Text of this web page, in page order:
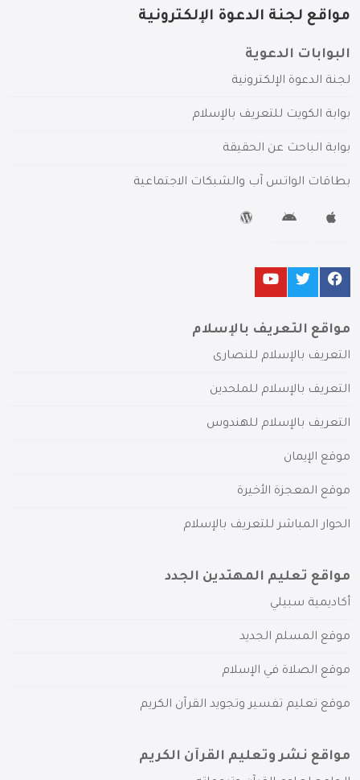
مواقع لجنة الدعوة الإلكترونية
البوابات الدعوية
لجنة الدعوة الإلكترونية
بوابة الكويت للتعريف بالإسلام
بوابة الباحث عن الحقيقة
بطاقات الواتس آب والشبكات الاجتماعية
مواقع التعريف بالإسلام
التعريف بالإسلام للنصارى
التعريف بالإسلام للملحدين
التعريف بالإسلام للهندوس
موقع الإيمان
موقع المعجزة الأخيرة
الحوار المباشر للتعريف بالإسلام
مواقع تعليم المهتدين الجدد
أكاديمية سبيلي
موقع المسلم الجديد
موقع الصلاة في الإسلام
موقع تعليم تفسير وتجويد القرآن الكريم
مواقع نشر وتعليم القرآن الكريم